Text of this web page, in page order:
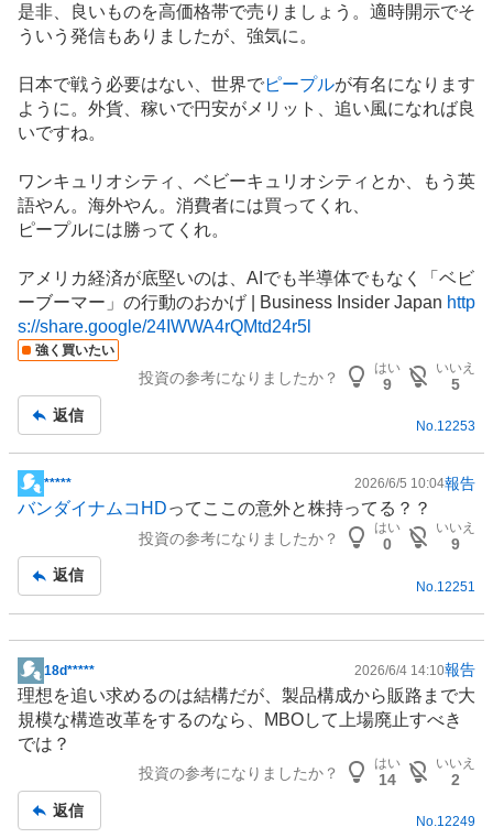
事
是非、良いものを高価格帯で売りましょう。適時開示でそ
ういう発信もありましたが、強気に。
日本で戦う必要はない、世界でピープルが有名になります
ように。外貨、稼いで円安がメリット、追い風になれば良
いですね。
ワンキュリオシティ、 ベビーキュリオシティとか、もう英
語やん。海外やん。消費者には買ってくれ、
ピープルには勝ってくれ。
アメリカ経済が底堅いのは、AIでも半導体でもなく「ベビ
ーブーマー」の行動のおかげ | Business Insider Japan http
s://share.google/24IWWA4rQMtd24r5l
強く買いたい
投資の参考になりましたか？
はい
9
いいえ
5
返信
No.12253
掲
示
事
***** 2026/6/5 10:04報告
バンダイナムコHDってここの意外と株持ってる？？
投資の参考になりましたか？
はい
0
いいえ
9
返信
No. 12251
掲
示
板
記
18d***** 2026/6/4 14:10報告
理想を追い求めるのは結構だが、製品構成から販路まで大
規模な構造改革をするのなら、MBOして上場廃止すべき
では？
投資の参考になりましたか？
はい
14
いいえ
2
返信
No.12249